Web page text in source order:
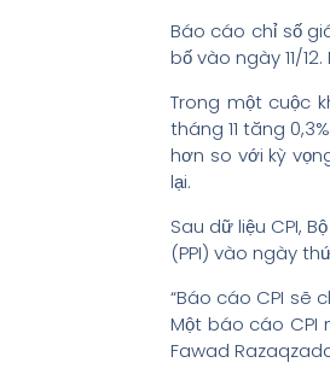
Báo cáo chỉ số
bố vào ngày 11/
Trong một cuộc
tháng 11 tăng
hơn so với kỳ
lại.
Sau dữ liệu CPI,
(PPI) vào ngày
“Báo cáo CPI sẽ
Một báo cáo CPI
Fawad